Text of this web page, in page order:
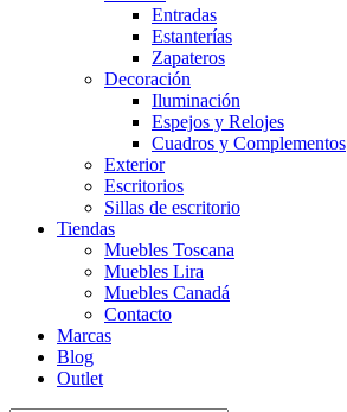
Entradas
Estanterías
Zapateros
Decoración
Iluminación
Espejos y Relojes
Cuadros y Complementos
Exterior
Escritorios
Sillas de escritorio
Tiendas
Muebles Toscana
Muebles Lira
Muebles Canadá
Contacto
Marcas
Blog
Outlet